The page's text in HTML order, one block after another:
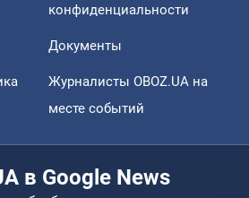
конфиденциальности
Документы
Журналисты OBOZ.UA на
месте событий
в Google News